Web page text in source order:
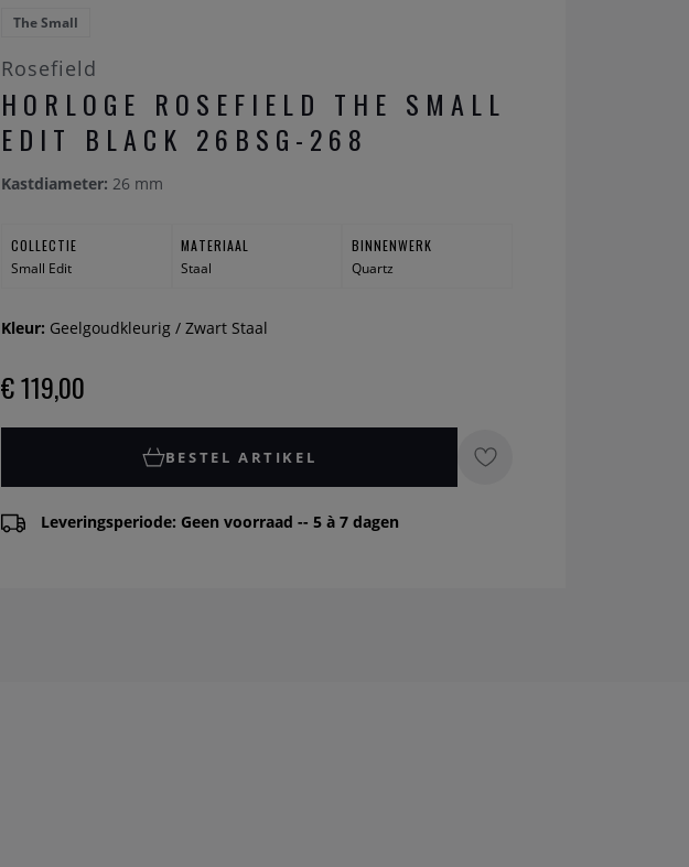
The Small
Rosefield
HORLOGE ROSEFIELD THE SMALL
EDIT BLACK 26BSG-268
Kastdiameter: 26 mm
COLLECTIE
Small Edit
MATERIAAL
Staal
BINNENWERK
Quartz
Kleur: Geelgoudkleurig / Zwart Staal
€ 119,00
BESTEL ARTIKEL
Leveringsperiode: Geen voorraad -- 5 à 7 dagen